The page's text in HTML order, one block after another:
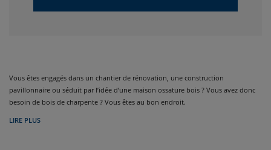
Vous êtes engagés dans un chantier de rénovation, une construction
pavillonnaire ou séduit par l’idée d’une maison ossature bois ? Vous avez donc
besoin de bois de charpente ? Vous êtes au bon endroit.
LIRE PLUS